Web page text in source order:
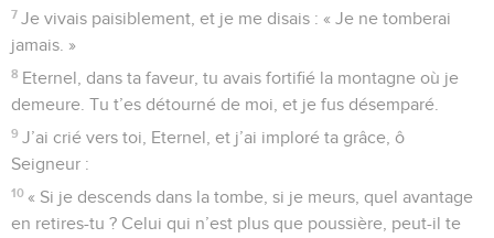
7 Je vivais paisiblement, et je me disais : « Je ne tomberai
jamais. »
8 Eternel, dans ta faveur, tu avais fortifié la montagne où je
demeure. Tu t’es détourné de moi, et je fus désemparé.
9 J’ai crié vers toi, Eternel, et j’ai imploré ta grâce, ô
Seigneur :
10 « Si je descends dans la tombe, si je meurs, quel avantage
en retires-tu ? Celui qui n’est plus que poussière, peut-il te